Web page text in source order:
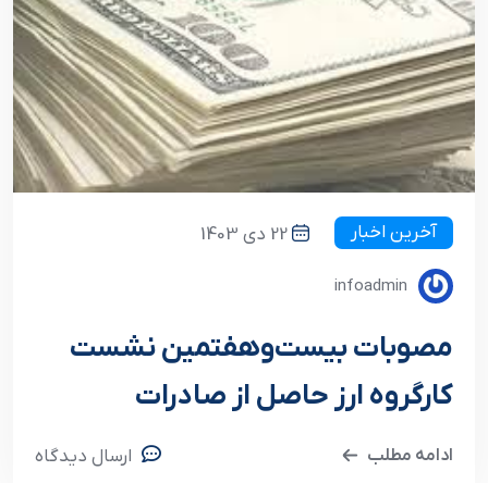
آخرین اخبار 22 دی 1403
infoadmin
مصوبات بیست‌وهفتمین نشست
کارگروه ارز حاصل از صادرات
ادامه مطلب ارسال دیدگاه